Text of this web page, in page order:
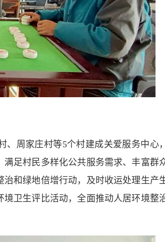
周家庄村等5个村建成关爱服务中心，
足村民多样化公共服务需求、丰富群
和绿地倍增行动，及时收运处理生产
卫生评比活动，全面推动人居环境整